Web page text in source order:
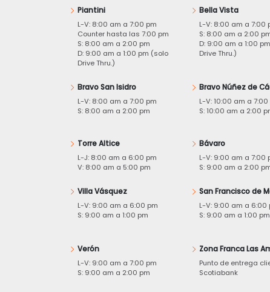
Piantini
L-V: 8:00 am a 7:00 pm
Counter hasta las 7:00 pm
S: 8:00 am a 2:00 pm
D: 9:00 am a 1:00 pm (solo
Drive Thru.)
Bella Vista
L-V: 8:00 am a 7:00
S: 8:00 am a 2:00
D: 9:00 am a 1:00
Drive Thru.)
Bravo San Isidro
L-V: 8:00 am a 7:00 pm
S: 8:00 am a 2:00 pm
Bravo Núñez de
L-V: 10:00 am a 7:00
S: 10:00 am a 2:00
Torre Altice
L-J: 8:00 am a 6:00 pm
V: 8:00 am a 5:00 pm
Bávaro
L-V: 9:00 am a 7:00
S: 9:00 am a 2:00
Villa Vásquez
L-V: 9:00 am a 6:00 pm
S: 9:00 am a 1:00 pm
San Francisco de
L-V: 9:00 am a 6:00
S: 9:00 am a 1:00 pm
Verón
L-V: 9:00 am a 7:00 pm
S: 9:00 am a 2:00 pm
Zona Franca Las
Punto de entrega
Scotiabank